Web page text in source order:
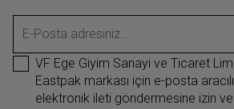
E-Posta adresiniz...
VF Ege Giyim Sanayi ve Ticaret
Eastpak markası için e-posta
elektronik ileti göndermesine izin